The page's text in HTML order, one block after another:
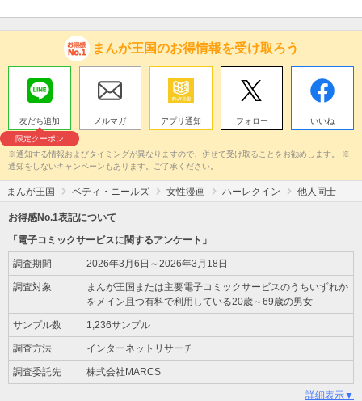
まんが王国のお得情報を受け取ろう
友だち追加
限定クーポン
メルマガ アプリ通知 フォロー いいね
※通知する情報およびタイミングが異なりますので、併せて受け取ることをお勧めします。 ※
通知をしないキャンペーンもあります。ご了承ください。
まんが王国 ベティ・ニールズ 女性漫画 ハーレクイン 他人同士
お得感No.1表記について
「電子コミックサービスに関するアンケート」
調査期間 2026年3月6日～2026年3月18日
調査対象
まんが王国または主要電子コミックサービスのうちいずれか
をメイン且つ有料で利用している20歳～69歳の男女
サンプル数 1,236サンプル
調査方法 インターネットリサーチ
調査委託先 株式会社MARCS
詳細表示▼